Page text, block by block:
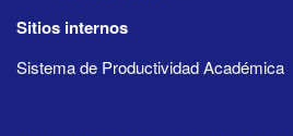
Sitios internos
Sistema de Productividad Académica